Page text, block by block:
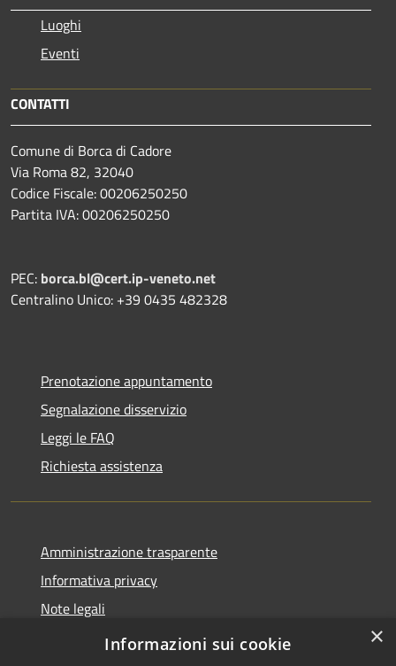
Luoghi
Eventi
CONTATTI
Comune di Borca di Cadore
Via Roma 82, 32040
Codice Fiscale: 00206250250
Partita IVA: 00206250250
PEC: borca.bl@cert.ip-veneto.net
Centralino Unico: +39 0435 482328
Prenotazione appuntamento
Segnalazione disservizio
Leggi le FAQ
Richiesta assistenza
Amministrazione trasparente
Informativa privacy
Note legali
Dichiarazione di accessibilità
×
Informazioni sui cookie